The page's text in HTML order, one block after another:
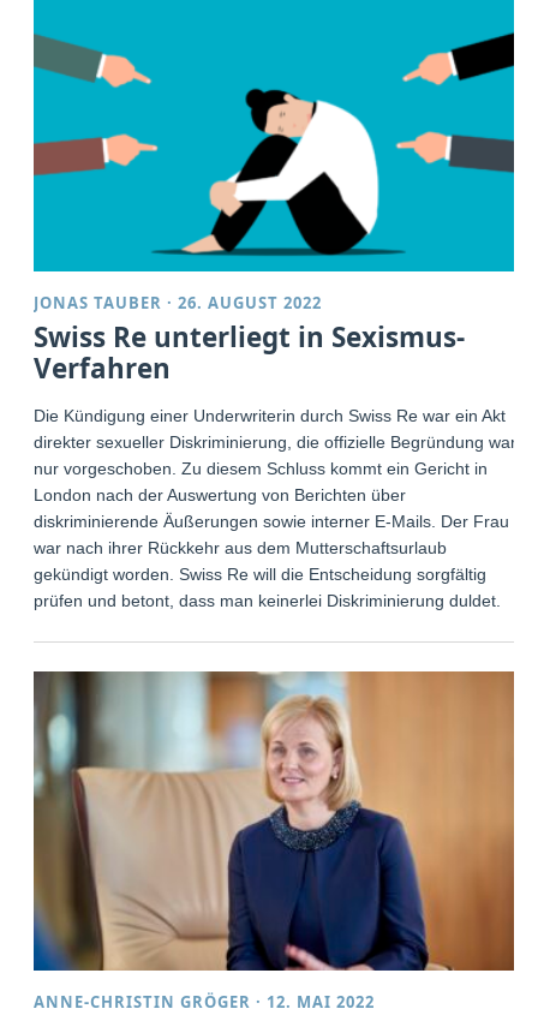
JONAS TAUBER ·26. AUGUST 2022
Swiss Re unterliegt in Sexismus-
Verfahren
Die Kündigung einer Underwriterin durch Swiss Re war ein Akt
direkter sexueller Diskriminierung, die offizielle Begründung war
nur vorgeschoben. Zu diesem Schluss kommt ein Gericht in
London nach der Auswertung von Berichten über
diskriminierende Äußerungen sowie interner E-Mails. Der Frau
war nach ihrer Rückkehr aus dem Mutterschaftsurlaub
gekündigt worden. Swiss Re will die Entscheidung sorgfältig
prüfen und betont, dass man keinerlei Diskriminierung duldet.
ANNE-CHRISTIN GRÖGER · 12. MAI 2022